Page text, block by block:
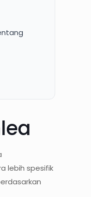
lebih spesifik